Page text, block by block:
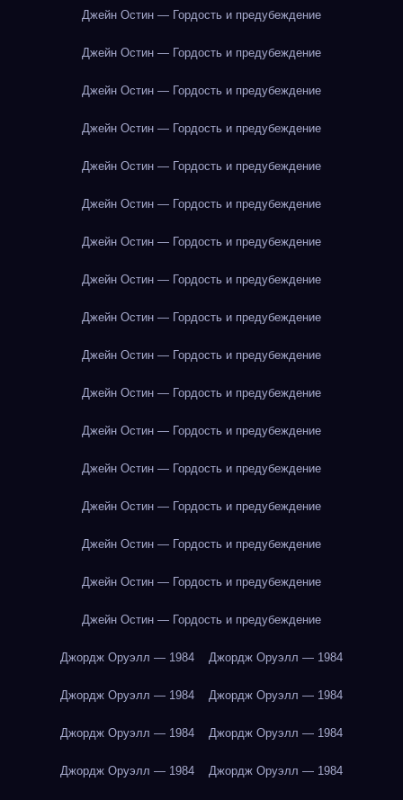
Джейн Остин — Гордость и предубеждение
Джейн Остин — Гордость и предубеждение
Джейн Остин — Гордость и предубеждение
Джейн Остин — Гордость и предубеждение
Джейн Остин — Гордость и предубеждение
Джейн Остин — Гордость и предубеждение
Джейн Остин — Гордость и предубеждение
Джейн Остин — Гордость и предубеждение
Джейн Остин — Гордость и предубеждение
Джейн Остин — Гордость и предубеждение
Джейн Остин — Гордость и предубеждение
Джейн Остин — Гордость и предубеждение
Джейн Остин — Гордость и предубеждение
Джейн Остин — Гордость и предубеждение
Джейн Остин — Гордость и предубеждение
Джейн Остин — Гордость и предубеждение
Джейн Остин — Гордость и предубеждение
Джордж Оруэлл — 1984 Джордж Оруэлл — 1984
Джордж Оруэлл — 1984 Джордж Оруэлл — 1984
Джордж Оруэлл — 1984 Джордж Оруэлл — 1984
Джордж Оруэлл — 1984 Джордж Оруэлл — 1984